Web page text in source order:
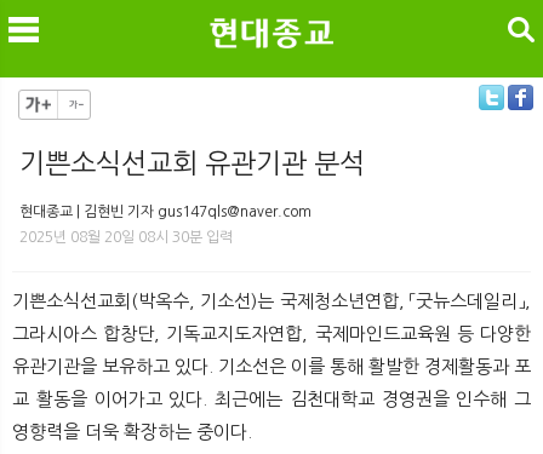
검색
기쁜소식선교회 유관기관 분석
현대종교 | 김현빈 기자 gus147qls@naver.com
2025년 08월 20일 08시 30분 입력
기쁜소식선교회(박옥수, 기소선)는 국제청소년연합, 「굿뉴스데일리」,
그라시아스 합창단, 기독교지도자연합, 국제마인드교육원 등 다양한
유관기관을 보유하고 있다. 기소선은 이를 통해 활발한 경제활동과 포
교 활동을 이어가고 있다. 최근에는 김천대학교 경영권을 인수해 그
영향력을 더욱 확장하는 중이다.